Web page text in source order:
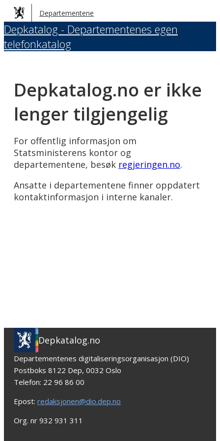
Hopp
til
hovedinnhold
Departementene
Depkatalog - Departementenes egen
telefonkatalog
Depkatalog.no er ikke
lenger tilgjengelig
For offentlig informasjon om
Statsministerens kontor og
departementene, besøk regjeringen.no.
Ansatte i departementene finner oppdatert
kontaktinformasjon i interne kanaler.
Depkatalog.no
Departementenes digitaliseringsorganisasjon (DIO)
Postboks 8122 Dep, 0032 Oslo
Telefon: 22 96 86 00
Epost: redaksjonen@dio.dep.no
Org. nr 932 931 311